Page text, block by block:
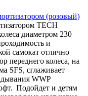
(розовый)
TECH
диаметром 230
и
самокат отлично
переднего колеса, на
SFS, сглаживает
WWP
Подойдет и детям